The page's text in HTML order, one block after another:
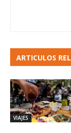
ARTICULOS
VIAJES